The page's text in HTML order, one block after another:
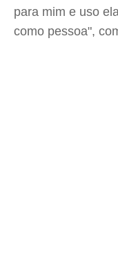
para mim e uso
como pessoa",